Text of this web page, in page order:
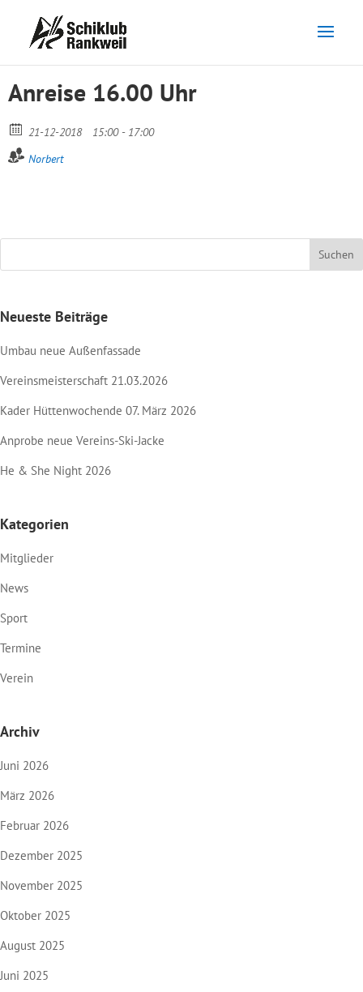
Anreise 16.00 Uhr
21-12-2018
15:00 - 17:00
Norbert
Neueste Beiträge
Umbau neue Außenfassade
Vereinsmeisterschaft 21.03.2026
Kader Hüttenwochende 07. März 2026
Anprobe neue Vereins-Ski-Jacke
He & She Night 2026
Kategorien
Mitglieder
News
Sport
Termine
Verein
Archiv
Juni 2026
März 2026
Februar 2026
Dezember 2025
November 2025
Oktober 2025
August 2025
Juni 2025